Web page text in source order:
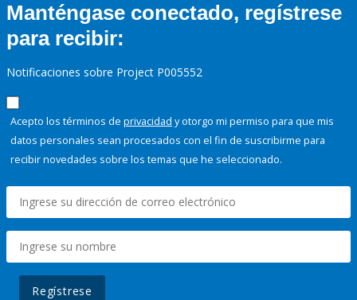
Manténgase conectado, regístrese
para recibir:
Notificaciones sobre Project P005552
Acepto los términos de privacidad y otorgo mi permiso para que mis
datos personales sean procesados con el fin de suscribirme para
recibir novedades sobre los temas que he seleccionado.
Regístrese